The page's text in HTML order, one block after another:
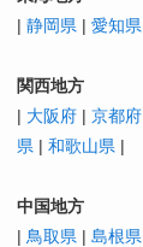
| 静岡県 | 愛知県
関西地方
| 大阪府 | 京都府
県 | 和歌山県 |
中国地方
| 鳥取県 | 島根県